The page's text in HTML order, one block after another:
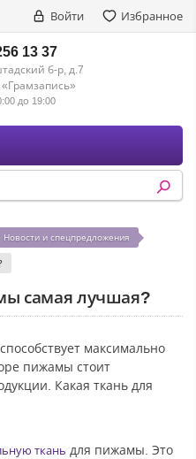
Войти Избранное
13 37
б-р, д.7
до 19:00
Новости и спецпредложения
самая лучшая?
максимально
пижамы стоит
Какая ткань для
ткань для пижамы. Это